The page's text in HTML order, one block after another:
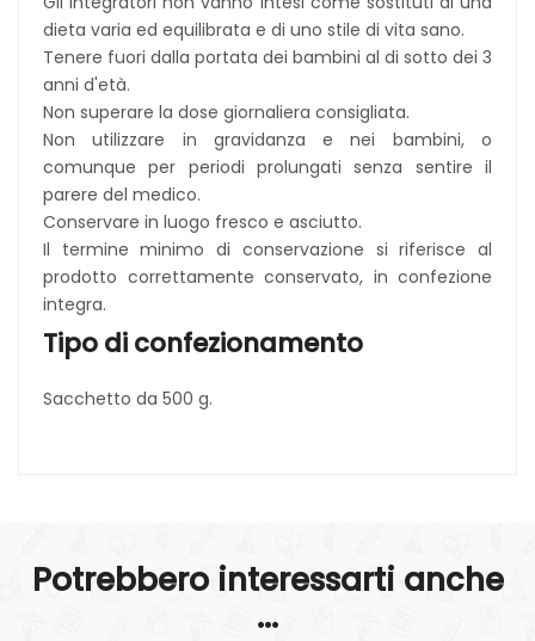
dieta varia ed equilibrata e di uno stile di vita sano.
Tenere fuori dalla portata dei bambini al di sotto dei 3
anni d'età.
Non superare la dose giornaliera consigliata.
Non utilizzare in gravidanza e nei bambini, o
comunque per periodi prolungati senza sentire il
parere del medico.
Conservare in luogo fresco e asciutto.
Il termine minimo di conservazione si riferisce al
prodotto correttamente conservato, in confezione
integra.
Tipo di confezionamento
Sacchetto da 500 g.
Potrebbero interessarti anche
...